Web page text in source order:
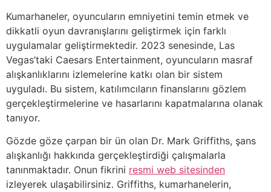
Kumarhaneler, oyuncuların emniyetini temin etmek ve
dikkatli oyun davranışlarını geliştirmek için farklı
uygulamalar geliştirmektedir. 2023 senesinde, Las
Vegas’taki Caesars Entertainment, oyuncuların masraf
alışkanlıklarını izlemelerine katkı olan bir sistem
uyguladı. Bu sistem, katılımcıların finanslarını gözlem
gerçekleştirmelerine ve hasarlarını kapatmalarına olanak
tanıyor.
Gözde göze çarpan bir ün olan Dr. Mark Griffiths, şans
alışkanlığı hakkında gerçekleştirdiği çalışmalarla
tanınmaktadır. Onun fikrini resmi web sitesinden
izleyerek ulaşabilirsiniz. Griffiths, kumarhanelerin,